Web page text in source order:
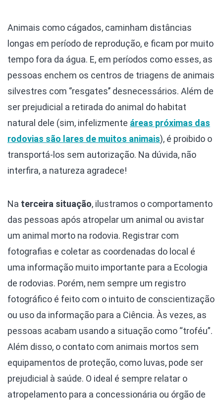
Animais como cágados, caminham distâncias
longas em período de reprodução, e ficam por muito
tempo fora da água. E, em períodos como esses, as
pessoas enchem os centros de triagens de animais
silvestres com ‘’resgates’’ desnecessários. Além de
ser prejudicial a retirada do animal do habitat
natural dele (sim, infelizmente áreas próximas das
rodovias são lares de muitos animais), é proibido o
transportá-los sem autorização. Na dúvida, não
interfira, a natureza agradece!
Na terceira situação, ilustramos o comportamento
das pessoas após atropelar um animal ou avistar
um animal morto na rodovia. Registrar com
fotografias e coletar as coordenadas do local é
uma informação muito importante para a Ecologia
de rodovias. Porém, nem sempre um registro
fotográfico é feito com o intuito de conscientização
ou uso da informação para a Ciência. Às vezes, as
pessoas acabam usando a situação como “troféu”.
Além disso, o contato com animais mortos sem
equipamentos de proteção, como luvas, pode ser
prejudicial à saúde. O ideal é sempre relatar o
atropelamento para a concessionária ou órgão de